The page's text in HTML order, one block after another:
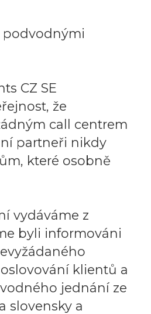
podvodnými
CZ SE
že
call centrem
partneři nikdy
které osobně
vydáváme z
byli informováni
klientů a
jednání ze
slovensky a